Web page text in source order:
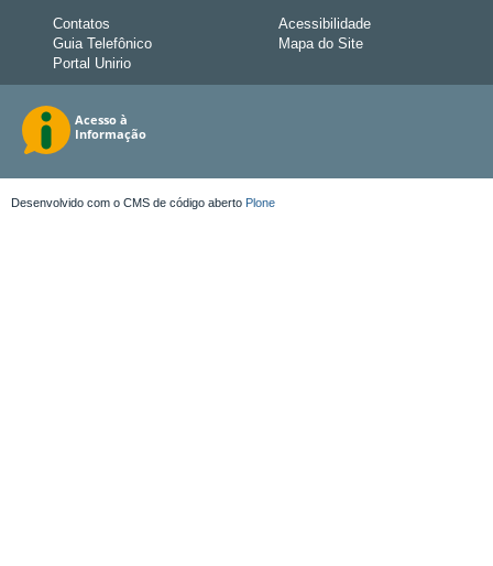
Contatos
Guia Telefônico
Portal Unirio
Acessibilidade
Mapa do Site
Desenvolvido com o CMS de código aberto Plone